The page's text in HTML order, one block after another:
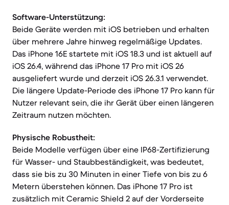
Software-Unterstützung:
Beide Geräte werden mit iOS betrieben und erhalten
über mehrere Jahre hinweg regelmäßige Updates.
Das iPhone 16E startete mit iOS 18.3 und ist aktuell auf
iOS 26.4, während das iPhone 17 Pro mit iOS 26
ausgeliefert wurde und derzeit iOS 26.3.1 verwendet.
Die längere Update-Periode des iPhone 17 Pro kann für
Nutzer relevant sein, die ihr Gerät über einen längeren
Zeitraum nutzen möchten.
Physische Robustheit:
Beide Modelle verfügen über eine IP68-Zertifizierung
für Wasser- und Staubbeständigkeit, was bedeutet,
dass sie bis zu 30 Minuten in einer Tiefe von bis zu 6
Metern überstehen können. Das iPhone 17 Pro ist
zusätzlich mit Ceramic Shield 2 auf der Vorderseite